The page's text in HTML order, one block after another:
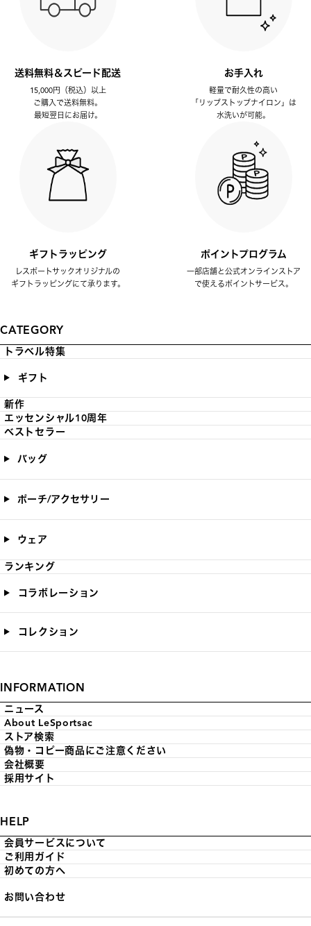
送料無料＆スピード配送
15,000円（税込）以上
ご購入で送料無料。
最短翌日にお届け。
お手入れ
軽量で耐久性の高い
「リップストップナイロン」は
水洗いが可能。
ギフトラッピング
レスポートサックオリジナルの
ギフトラッピングにて承ります。
ポイントプログラム
一部店舗と公式オンラインストア
で使えるポイントサービス。
CATEGORY
トラベル特集
ギフト
新作
エッセンシャル10周年
ベストセラー
バッグ
ポーチ/アクセサリー
ウェア
ランキング
コラボレーション
コレクション
INFORMATION
ニュース
About LeSportsac
ストア検索
偽物・コピー商品にご注意ください
会社概要
採用サイト
HELP
会員サービスについて
ご利用ガイド
初めての方へ
お問い合わせ